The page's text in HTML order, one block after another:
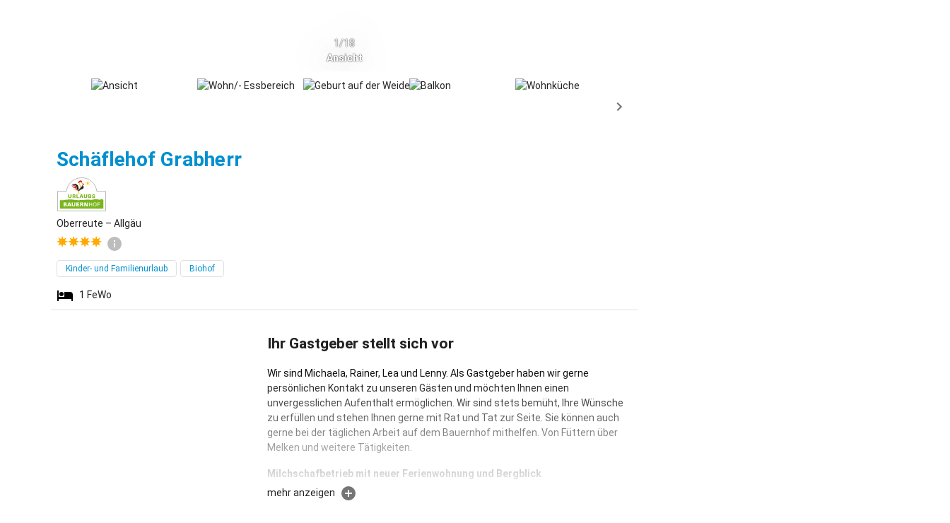
1/18
Ansicht
Schäflehof GrabherrOberreute
Oberreute – Allgäu
Kinder- und Familienurlaub Biohof
1 FeWo
Ihr Gastgeber stellt sich vor
Wir sind Michaela, Rainer, Lea und Lenny. Als Gastgeber haben wir gerne
persönlichen Kontakt zu unseren Gästen und möchten Ihnen einen
unvergesslichen Aufenthalt ermöglichen. Wir sind stets bemüht, Ihre Wünsche
zu erfüllen und stehen Ihnen gerne mit Rat und Tat zur Seite. Sie können auch
gerne bei der täglichen Arbeit auf dem Bauernhof mithelfen. Von Füttern über
Melken und weitere Tätigkeiten.
Milchschafbetrieb mit neuer Ferienwohnung und Bergblick
Seit dem Frühjahr 2024 betreiben wir stolz einen Milchschafbetrieb mit etwa 80
mehr anzeigen